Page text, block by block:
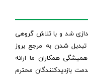
در تاریخ ۱۳۹۱/۱/۱۰ راه اندازی شد و با تلاش گروهی
شدن به مرجع بروز
همکاران ما ارائه
بازدیدکنندگان محترم